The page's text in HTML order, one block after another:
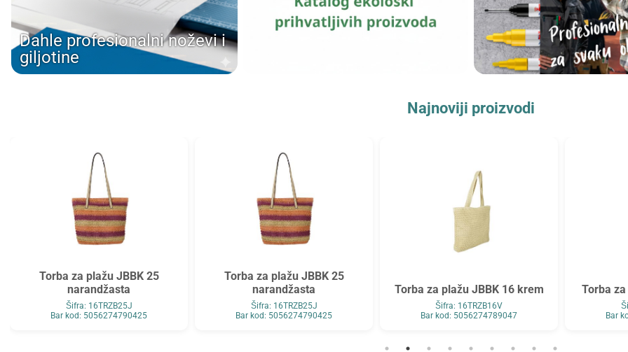
Smartbox Pro
Solali
Speed Link
StarPak
Tarifold
Top2000
Tymos
Unilux
Dahle profesionalni noževi i
giljotine
Najnoviji proizvodi
Torba za plažu JBBK 25
narandžasta
Šifra: 16TRZB25J
Bar kod: 5056274790425
Torba za plažu JBBK 25
narandžasta
Šifra: 16TRZB25J
Bar kod: 5056274790425
Torba za plažu JBBK 16 krem
Šifra: 16TRZB16V
Bar kod: 5056274789047
Torba
Bar